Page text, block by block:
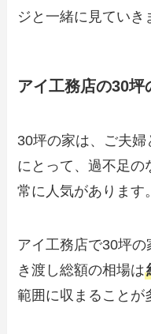
ジと一緒に見ていき
アイ工務店の30坪
30坪の家は、ご夫
にとって、過不足の
常に人気があります。
アイ工務店で30坪の
き渡し総額の相場は
範囲に収まることが